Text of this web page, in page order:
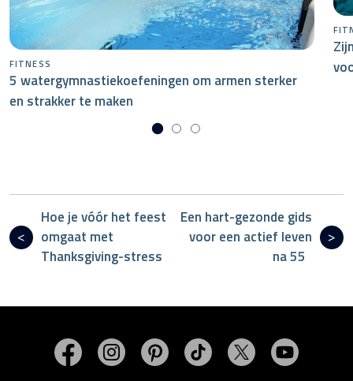
FITNESS
5 watergymnastiekoefeningen om armen sterker
en strakker te maken
Hoe je vóór het feest
omgaat met
Thanksgiving-stress
Een hart-gezonde gids
voor een actief leven
na 55
Bezoek MasterSpas op Facebook
Bezoek MasterSpas op Instagram
Bezoek MasterSpas op Pinterest
Bezoek MasterSpas op
BezoekBezoek